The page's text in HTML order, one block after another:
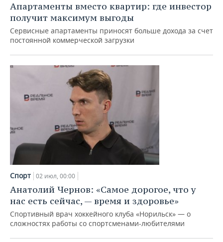
Апартаменты вместо квартир: где инвестор
получит максимум выгоды
Сервисные апартаменты приносят больше дохода за счет
постоянной коммерческой загрузки
Спорт 02 июл, 00:00
Анатолий Чернов: «Самое дорогое, что у
нас есть сейчас, — время и здоровье»
Спортивный врач хоккейного клуба «Норильск» — о
сложностях работы со спортсменами-любителями